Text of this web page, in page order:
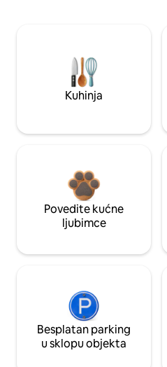
Kuhinja
Povedite kućne
ljubimce
Besplatan parking
u sklopu objekta